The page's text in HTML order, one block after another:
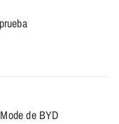
de BYD